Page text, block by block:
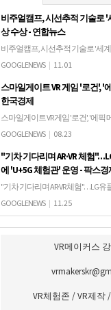
Die
비주얼캠프, 시선추적 기술로 '
상 수상 - 연합뉴스
비주얼캠프, 시선추적 기술로 '세
상 연합뉴스
GOOGLENEWS | 11.01
스마일게이트 VR 게임 '로건', '
한국경제
스마일게이트 VR 게임 '로건', '에
제스마일게이트 엔터테인먼트는
얼 …
GOOGLENEWS | 08.23
"기차 기다리며 AR·VR 체험
에 'U+5G 체험관' 운영 - 팍스경
"기차 기다리며 AR·VR 체험"…LG
체험관' 운영 팍스경제TV
GOOGLENEWS | 11.25
VR메이커스
VR체험존 / VR제작